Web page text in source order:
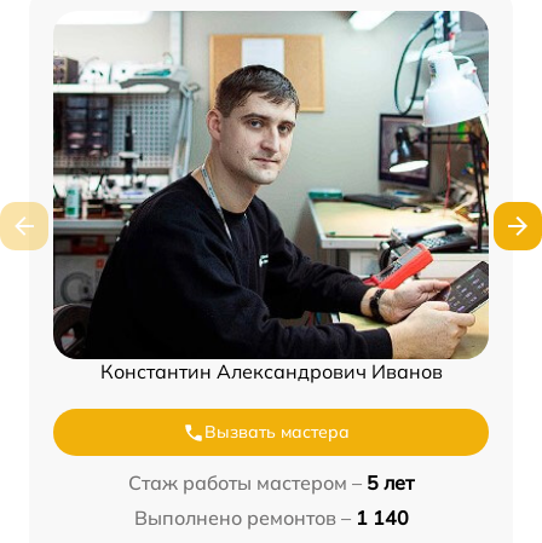
Константин Александрович Иванов
Вызвать мастера
Стаж работы мастером – 5 лет
Выполнено ремонтов – 1 140